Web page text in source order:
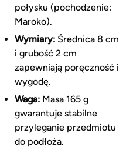
połysku (pochodzenie:
Maroko).
Wymiary:Średnica 8 cm
i grubość 2 cm
zapewniają poręczność i
wygodę.
Waga:Masa 165 g
gwarantuje stabilne
przyleganie przedmiotu
do podłoża.